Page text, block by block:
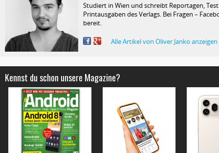
Studiert in Wien und schreibt Reportagen,
Printausgaben des Verlags. Bei Fragen –
bereit.
Alle Artikel von Oliver Janko anzeigen
Kennst du schon unsere Magazine?